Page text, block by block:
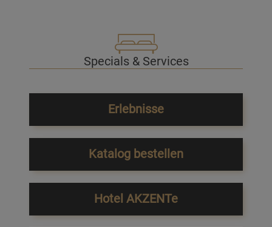
Specials & Services
Erlebnisse
Katalog bestellen
Hotel AKZENTe